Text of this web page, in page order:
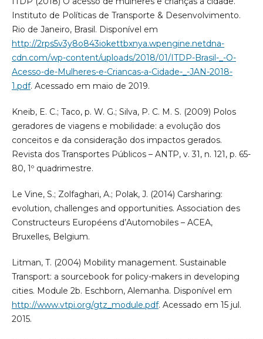
Instituto de Políticas de Transporte & Desenvolvimento.
Rio de Janeiro, Brasil. Disponível em
http://2rps5v3y8o843iokettbxnya.wpengine.netdna-
cdn.com/wp-content/uploads/2018/01/ITDP-Brasil-_-O-
Acesso-de-Mulheres-e-Criancas-a-Cidade-_-JAN-2018-
1.pdf. Acessado em maio de 2019.
Kneib, E. C.; Taco, p. W. G.; Silva, P. C. M. S. (2009) Polos
geradores de viagens e mobilidade: a evolução dos
conceitos e da consideração dos impactos gerados.
Revista dos Transportes Públicos – ANTP, v. 31, n. 121, p. 65-
80, 1º quadrimestre.
Le Vine, S.; Zolfaghari, A.; Polak, J. (2014) Carsharing:
evolution, challenges and opportunities. Association des
Constructeurs Européens d’Automobiles – ACEA,
Bruxelles, Belgium.
Litman, T. (2004) Mobility management. Sustainable
Transport: a sourcebook for policy-makers in developing
cities. Module 2b. Eschborn, Alemanha. Disponível em
http://www.vtpi.org/gtz_module.pdf. Acessado em 15 jul.
2015.